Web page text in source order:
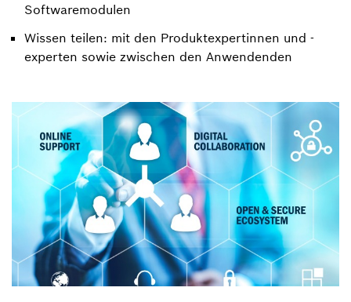
Softwaremodulen
Wissen teilen: mit den Produktexpertinnen und -
experten sowie zwischen den Anwendenden